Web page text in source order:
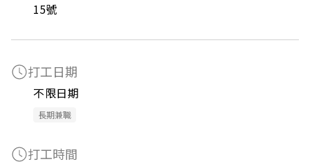
15號
打工日期
不限日期
長期兼職
打工時間